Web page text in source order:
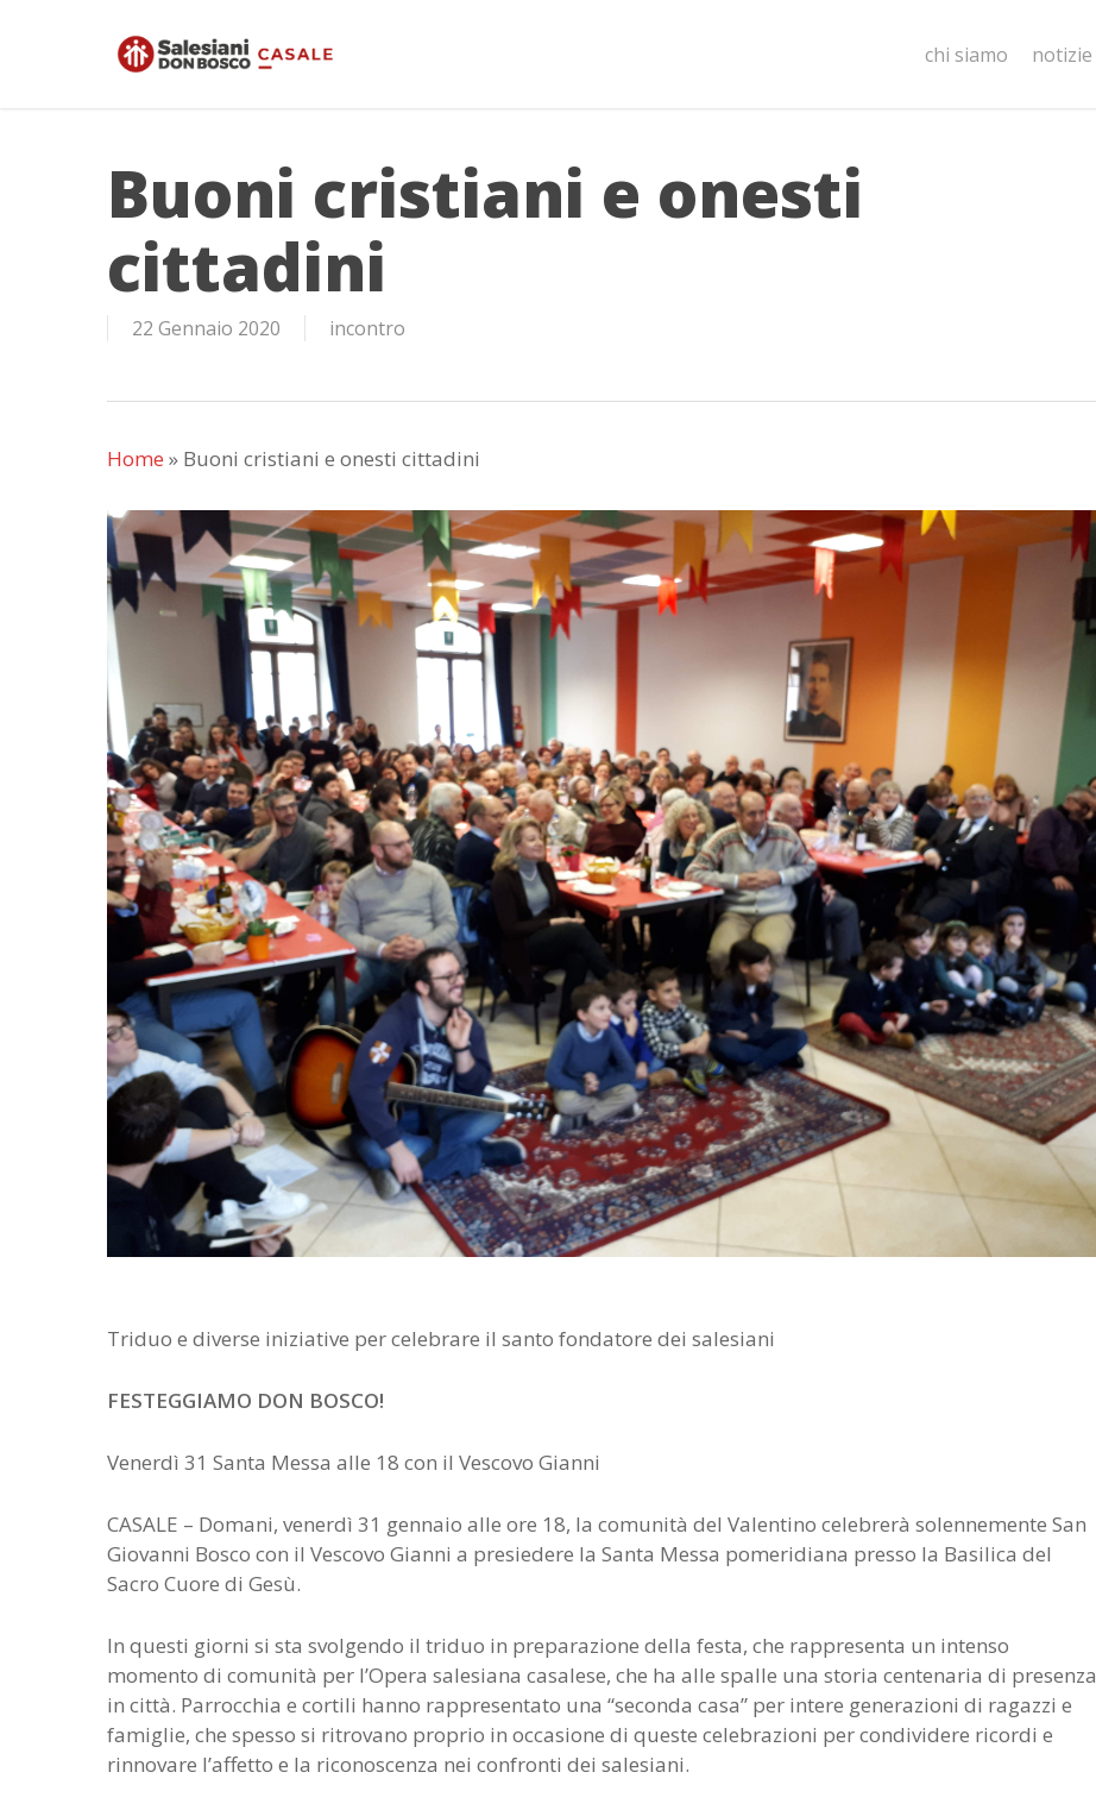
chi siamo notizie
Buoni cristiani e onesti
cittadini
22 Gennaio 2020 incontro
Home » Buoni cristiani e onesti cittadini
Triduo e diverse iniziative per celebrare il santo fondatore dei salesiani
FESTEGGIAMO DON BOSCO!
Venerdì 31 Santa Messa alle 18 con il Vescovo Gianni
CASALE – Domani, venerdì 31 gennaio alle ore 18, la comunità del Valentino celebrerà solennemente San
Giovanni Bosco con il Vescovo Gianni a presiedere la Santa Messa pomeridiana presso la Basilica del
Sacro Cuore di Gesù.
In questi giorni si sta svolgendo il triduo in preparazione della festa, che rappresenta un intenso
momento di comunità per l’Opera salesiana casalese, che ha alle spalle una storia centenaria di presenza
in città. Parrocchia e cortili hanno rappresentato una “seconda casa” per intere generazioni di ragazzi e
famiglie, che spesso si ritrovano proprio in occasione di queste celebrazioni per condividere ricordi e
rinnovare l’affetto e la riconoscenza nei confronti dei salesiani.